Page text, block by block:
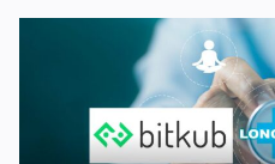
ธุรกิจใหม่ พร้อมทีมช่างที่คอยดูแ
สม่ำเสมอ ให้มั่นใจได้ว่าอุปกรณ์
อายุการใช้งาน เหมาะสำหรับคลิ
ไม่ต้องใช้เงินก้อนใหญ่ตั้งแต่วั
ทำให้อุตสาหกรรมสุขภาพ-ความ
ไม่ได้เริ่มต้นจากการขายเครื่อง